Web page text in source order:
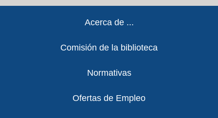
Acerca de ...
Comisión de la biblioteca
Normativas
Ofertas de Empleo